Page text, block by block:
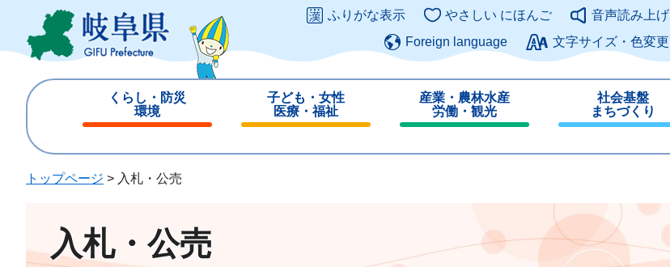
ジ
ュ
このページの本文へ
ふりがな表示 やさしい にほんご
音声読み上げ
Foreign language
文字サイズ・色変更
くらし・防災
環境
じ
子ども・女性
医療・福祉
じ
産業・農林水産
労働・観光
じ
社会基盤
まちづくり
じ
トップページ > 入札・公売
入札・公売